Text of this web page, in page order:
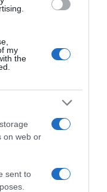
my
the
on web or
sent to
'Terras
concurso